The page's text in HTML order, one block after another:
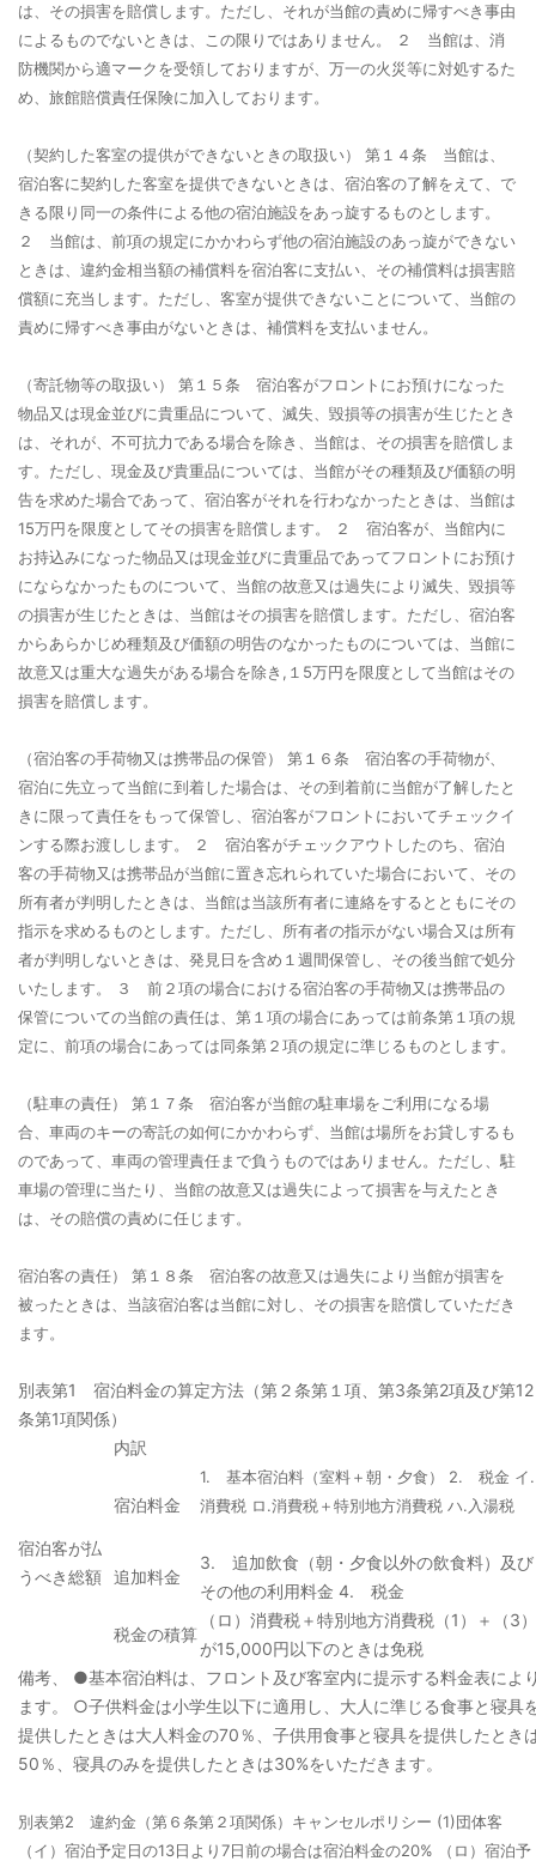
は、その損害を賠償します。ただし、それが当館の責めに帰すべき事由
によるものでないときは、この限りではありません。 ２ 当館は、消
防機関から適マークを受領しておりますが、万一の火災等に対処するた
め、旅館賠償責任保険に加入しております。
（契約した客室の提供ができないときの取扱い）
第１４条 当館は、
宿泊客に契約した客室を提供できないときは、宿泊客の了解をえて、で
きる限り同一の条件による他の宿泊施設をあっ旋するものとします。
２ 当館は、前項の規定にかかわらず他の宿泊施設のあっ旋ができない
ときは、違約金相当額の補償料を宿泊客に支払い、その補償料は損害賠
償額に充当します。ただし、客室が提供できないことについて、当館の
責めに帰すべき事由がないときは、補償料を支払いません。
（寄託物等の取扱い）
第１５条 宿泊客がフロントにお預けになった
物品又は現金並びに貴重品について、滅失、毀損等の損害が生じたとき
は、それが、不可抗力である場合を除き、当館は、その損害を賠償しま
す。ただし、現金及び貴重品については、当館がその種類及び価額の明
告を求めた場合であって、宿泊客がそれを行わなかったときは、当館は
15万円を限度としてその損害を賠償します。 ２ 宿泊客が、当館内に
お持込みになった物品又は現金並びに貴重品であってフロントにお預け
にならなかったものについて、当館の故意又は過失により滅失、毀損等
の損害が生じたときは、当館はその損害を賠償します。ただし、宿泊客
からあらかじめ種類及び価額の明告のなかったものについては、当館に
故意又は重大な過失がある場合を除き,１5万円を限度として当館はその
損害を賠償します。
（宿泊客の手荷物又は携帯品の保管）
第１６条 宿泊客の手荷物が、
宿泊に先立って当館に到着した場合は、その到着前に当館が了解したと
きに限って責任をもって保管し、宿泊客がフロントにおいてチェックイ
ンする際お渡しします。 ２ 宿泊客がチェックアウトしたのち、宿泊
客の手荷物又は携帯品が当館に置き忘れられていた場合において、その
所有者が判明したときは、当館は当該所有者に連絡をするとともにその
指示を求めるものとします。ただし、所有者の指示がない場合又は所有
者が判明しないときは、発見日を含め１週間保管し、その後当館で処分
いたします。 ３ 前２項の場合における宿泊客の手荷物又は携帯品の
保管についての当館の責任は、第１項の場合にあっては前条第１項の規
定に、前項の場合にあっては同条第２項の規定に準じるものとします。
（駐車の責任）
第１７条 宿泊客が当館の駐車場をご利用になる場
合、車両のキーの寄託の如何にかかわらず、当館は場所をお貸しするも
のであって、車両の管理責任まで負うものではありません。ただし、駐
車場の管理に当たり、当館の故意又は過失によって損害を与えたとき
は、その賠償の責めに任じます。
宿泊客の責任）
第１８条 宿泊客の故意又は過失により当館が損害を
被ったときは、当該宿泊客は当館に対し、その損害を賠償していただき
ます。
別表第1 宿泊料金の算定方法（第２条第１項、第3条第2項及び第12
条第1項関係）
内訳
宿泊客が払
うべき総額
宿泊料金
1. 基本宿泊料（室料＋朝・夕食） 2. 税金 イ.
消費税 ロ.消費税＋特別地方消費税 ハ.入湯税
追加料金
3. 追加飲食（朝・夕食以外の飲食料）及び
その他の利用料金 4. 税金
税金の積算
（ロ）消費税＋特別地方消費税（1）＋（3）
が15,000円以下のときは免税
備考、
●基本宿泊料は、フロント及び客室内に提示する料金表によ
ます。
○子供料金は小学生以下に適用し、大人に準じる食事と寝具
提供したときは大人料金の70％、子供用食事と寝具を提供したとき
50％、寝具のみを提供したときは30%をいただきます。
別表第2 違約金（第６条第２項関係）キャンセルポリシー (1)団体客
（イ）宿泊予定日の13日より7日前の場合は宿泊料金の20% （ロ）宿泊予